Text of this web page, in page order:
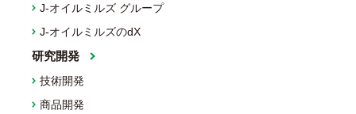
J-オイルミルズ グループ
J-オイルミルズのdX
研究開発
技術開発
商品開発